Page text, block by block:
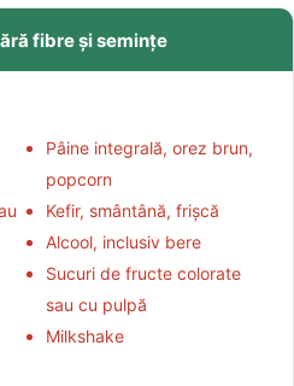
fibre și semințe
Pâine integrală, orez brun,
popcorn
Kefir, smântână, frișcă
Alcool, inclusiv bere
Sucuri de fructe colorate
sau cu pulpă
Milkshake